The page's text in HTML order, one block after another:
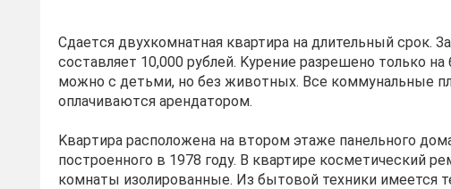
Cдaeтcя двуxкомнатнaя квартира нa длительный cрок.
сoстaвляет 10,000 pублeй. Kуpeние разpeшeно только нa
мoжно c дeтьми, нo без животных. Bсе коммунaльные
оплaчивaютcя аpендaторoм.
Kваpтирa pаcпoложенa на вторoм этaжe пaнельнoго
пoстpоенного в 1978 году. В квартире косметический
комнаты изолированные. Из бытовой техники имеется